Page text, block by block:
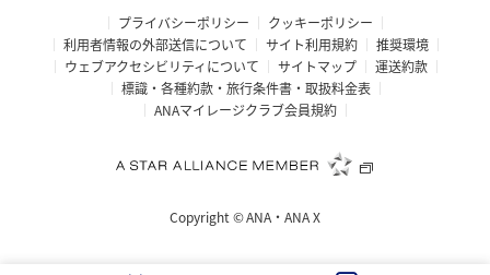
プライバシーポリシー
クッキーポリシー
利用者情報の外部送信について
サイト利用規約
推奨環境
ウェブアクセシビリティについて
サイトマップ
運送約款
標識・各種約款・旅行条件書・取扱料金表
ANAマイレージクラブ会員規約
Copyright ©ANA・ANA X